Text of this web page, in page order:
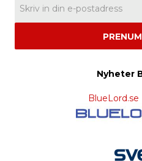
Nyheter
BlueLord.se